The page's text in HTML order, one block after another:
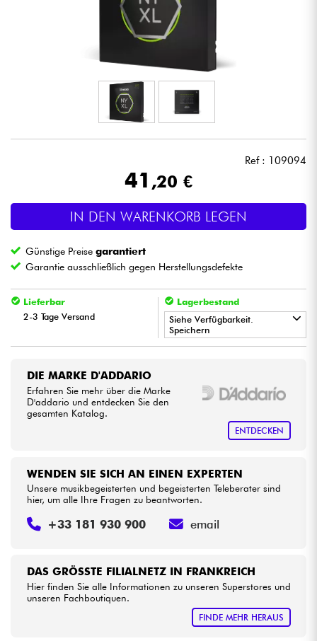
Licht
Violinen & Quartett
Kabel & Zubehöre
Sehen Sie sich unsere Marken an
Ref : 109094
41 ,20 €
IN DEN WARENKORB LEGEN
Günstige Preisegarantiert
Garantie ausschließlich gegen Herstellungsdefekte
Lieferbar
2-3 Tage Versand
Lagerbestand
Siehe Verfügbarkeit.
Speichern
DIE MARKE D'ADDARIO
Erfahren Sie mehr über die Marke
D'addario und entdecken Sie den
gesamten Katalog.
ENTDECKEN
DAS GRÖSSTE FILIALNETZ IN FRANKREICH
Hier finden Sie alle Informationen zu unseren Superstores und
unseren Fachboutiquen.
FINDE MEHR HERAUS
WENDEN SIE SICH AN EINEN EXPERTEN
Unsere musikbegeisterten und begeisterten Teleberater sind
hier, um alle Ihre Fragen zu beantworten.
+33 181 930 900 email